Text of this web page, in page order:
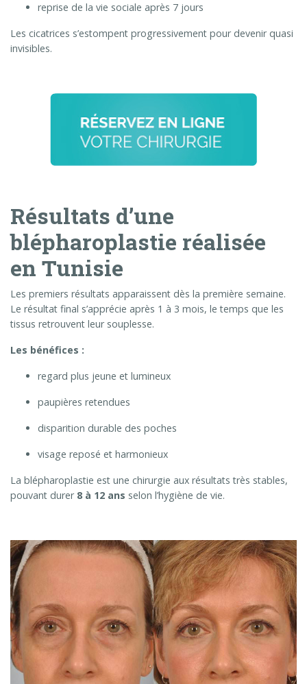
reprise de la vie sociale après 7 jours
Les cicatrices s’estompent progressivement pour devenir quasi
invisibles.
Résultats d’une
blépharoplastie réalisée
en Tunisie
Les premiers résultats apparaissent dès la première semaine.
Le résultat final s’apprécie après 1 à 3 mois, le temps que les
tissus retrouvent leur souplesse.
Les bénéfices :
regard plus jeune et lumineux
paupières retendues
disparition durable des poches
visage reposé et harmonieux
La blépharoplastie est une chirurgie aux résultats très stables,
pouvant durer 8 à 12 ans selon l’hygiène de vie.